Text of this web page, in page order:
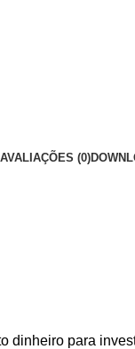
AVALIAÇÕES (0)
dinheiro para